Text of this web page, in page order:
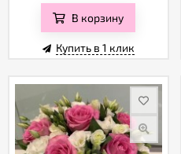
В корзину
Купить в 1 клик